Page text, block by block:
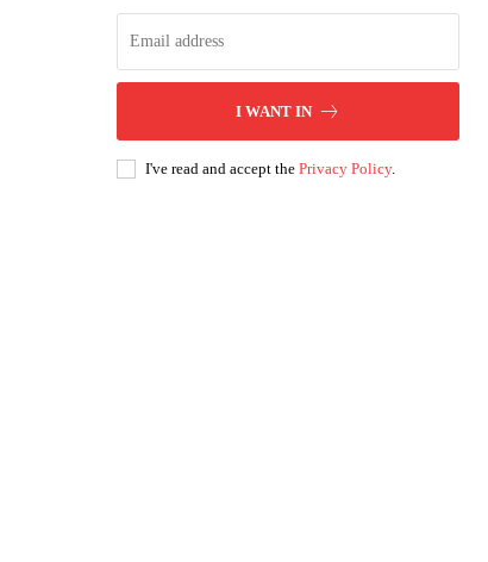
I WANT IN
I've read and accept the Privacy Policy.